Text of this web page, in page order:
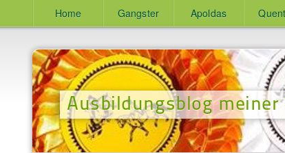
Home Gangster Apoldas
Ausbildungsblog meiner